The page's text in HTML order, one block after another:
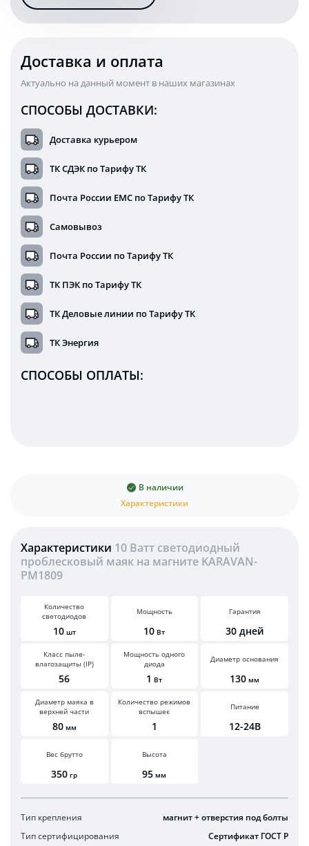
магните
KARAVAN-
Доставка и оплата
Актуально на данный момент в наших магазинах
СПОСОБЫ ДОСТАВКИ:
Доставка курьером
ТК СДЭК по Тарифу ТК
Почта России ЕМС по Тарифу ТК
Самовывоз
Почта России по Тарифу ТК
ТК ПЭК по Тарифу ТК
ТК Деловые линии по Тарифу ТК
ТК Энергия
СПОСОБЫ ОПЛАТЫ:
Характеристики
В наличии
Характеристики 10 Ватт светодиодный
проблесковый маяк на магните KARAVAN-
PM1809
Количество
светодиодов
10 шт
Мощность
10 Вт
Гарантия
30 дней
Класс пыле-
влагозащиты (IP)
56
Мощность одного
диода
1 Вт
Диаметр основания
130 мм
Диаметр маяка в
верхней части
80 мм
Количество режимов
вспышек
1
Питание
12-24В
Вес брутто
350 гр
Высота
95 мм
Тип крепления
магнит + отверстия под болты
Тип сертифицирования
Сертификат ГОСТ Р